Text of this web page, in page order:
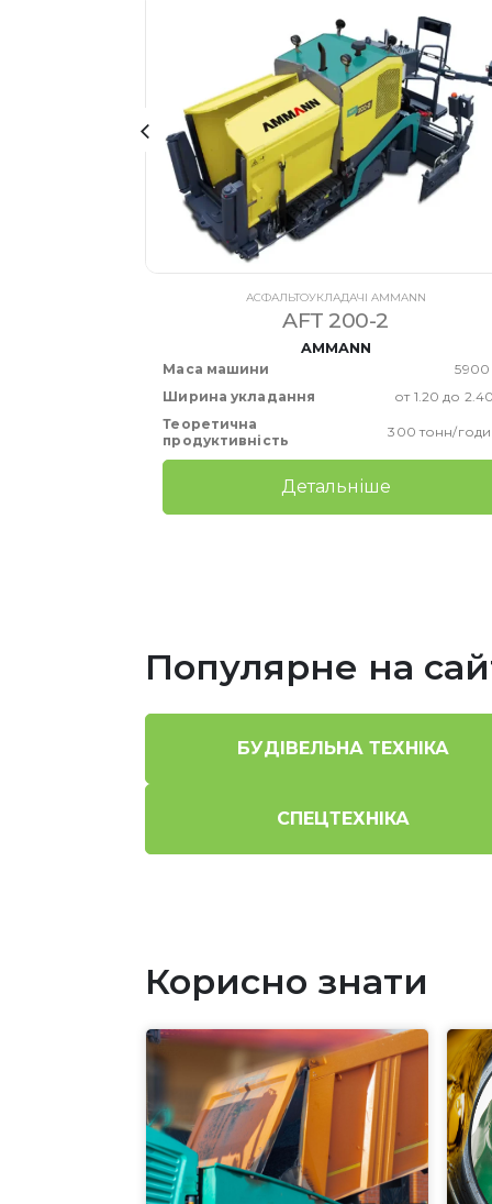
АСФАЛЬТОУКЛАДАЧІ AMMANN
AFT 200-2
AMMANN
Маса машини
5900
Ширина укладання
от 1.20 до
Теоретична
продуктивність
300 тонн/
Детальніше
Популярне на
БУДІВЕЛЬНА ТЕХНІКА
СПЕЦТЕХНІКА
Корисно знати